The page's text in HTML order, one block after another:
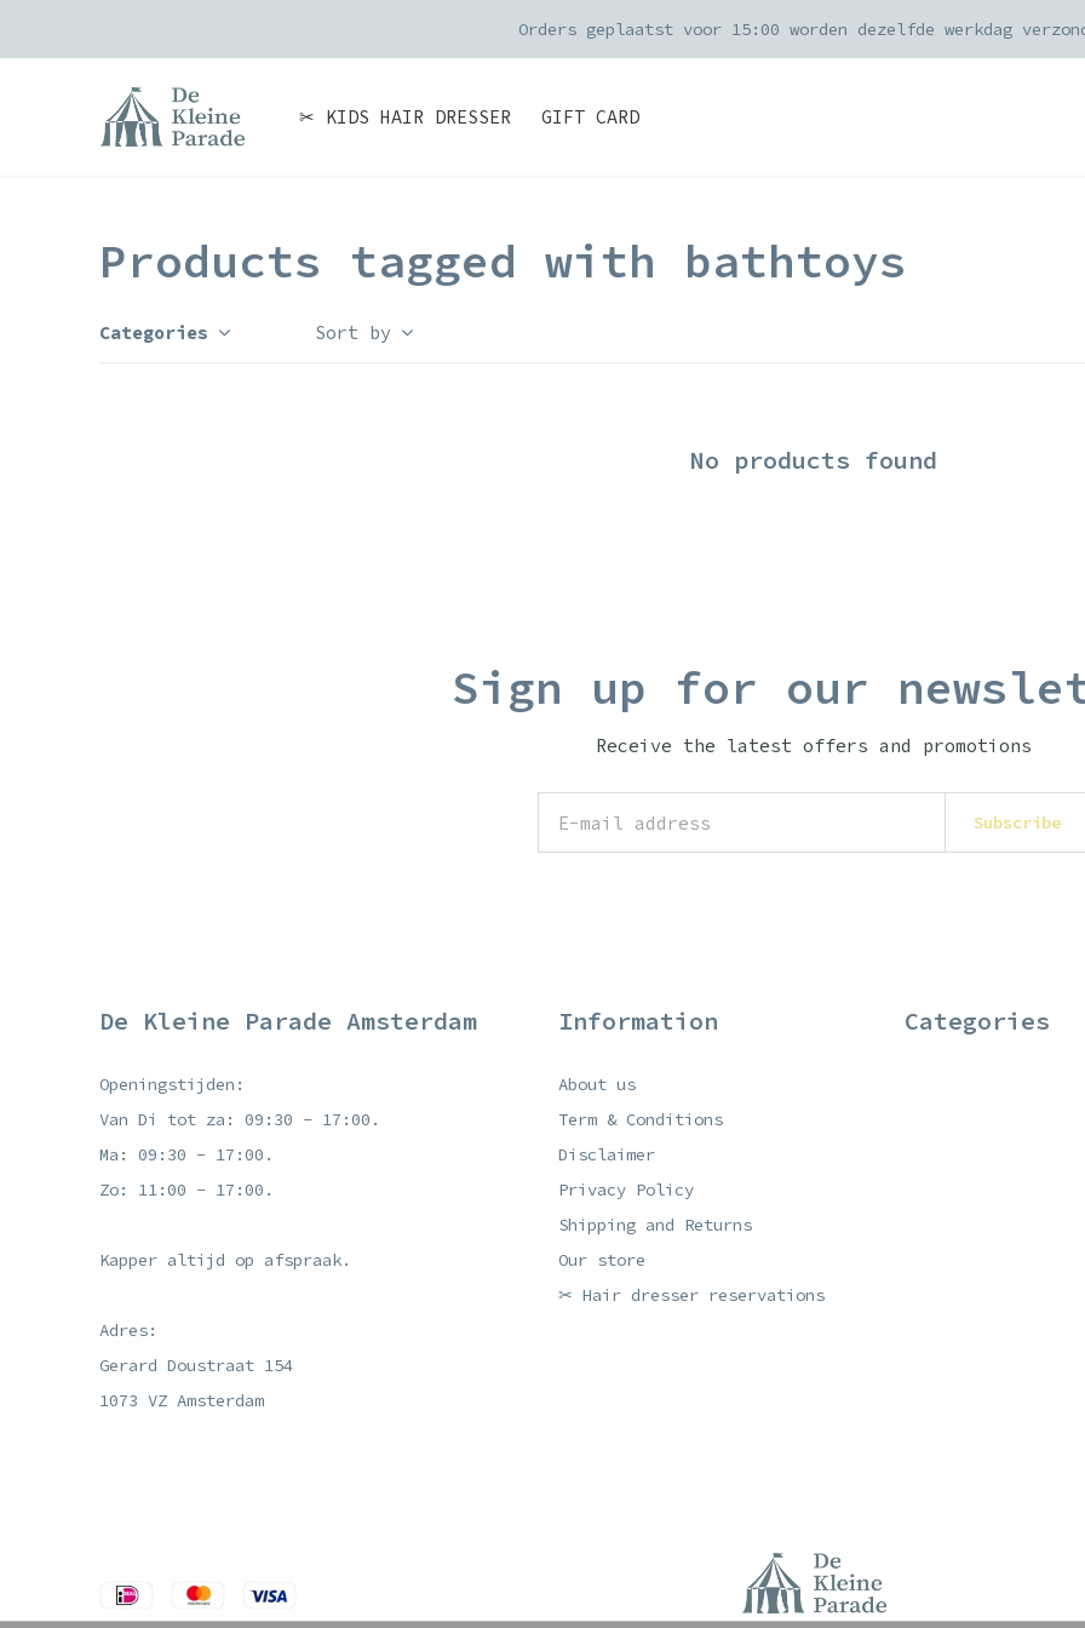
✂ KIDS HAIR DRESSER GIFT CARD
Orders geplaatst voor 15:00 worden dezelfde werkdag
Products tagged with bathtoys
Categories Sort by
No products found
Sign up for our
Receive the latest offers and promotions
Subscribe
De Kleine Parade Amsterdam
Openingstijden:
Van Di tot za: 09:30 - 17:00.
Ma: 09:30 - 17:00.
Zo: 11:00 - 17:00.
Kapper altijd op afspraak.
Adres:
Gerard Doustraat 154
1073 VZ Amsterdam
Information
About us
Term & Conditions
Disclaimer
Privacy Policy
Shipping and Returns
Our store
✂ Hair dresser reservations
Categories